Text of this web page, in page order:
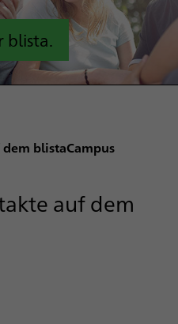
blista.
blistaCampus
auf dem